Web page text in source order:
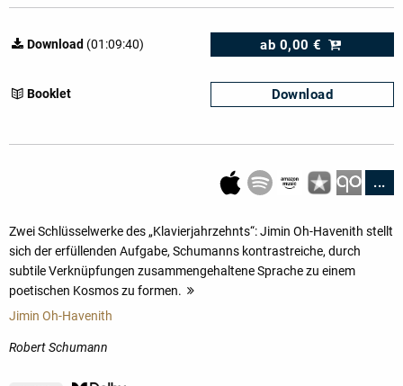
Download (01:09:40) ab 0,00 €
Booklet Download
...
Zwei Schlüsselwerke des „Klavierjahrzehnts“: Jimin Oh-Havenith stellt
sich der erfüllenden Aufgabe, Schumanns kontrastreiche, durch
subtile Verknüpfungen zusammengehaltene Sprache zu einem
poetischen Kosmos zu formen.
Jimin Oh-Havenith
Robert Schumann